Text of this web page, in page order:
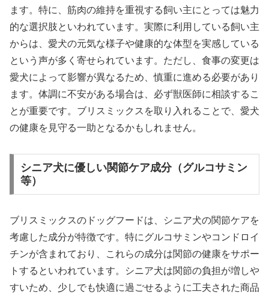
ます。特に、筋肉の維持を重視する飼い主にとっては魅力
的な選択肢といわれています。実際に利用している飼い主
からは、愛犬の元気な様子や健康的な体型を実感している
という声が多く寄せられています。ただし、食事の変更は
愛犬によって影響が異なるため、慎重に進める必要があり
ます。体調に不安がある場合は、必ず獣医師に相談するこ
とが重要です。ブリスミックスを取り入れることで、愛犬
の健康を見守る一助となるかもしれません。
シニア犬に優しい関節ケア成分（グルコサミン
等）
ブリスミックスのドッグフードは、シニア犬の関節ケアを
考慮した成分が特徴です。特にグルコサミンやコンドロイ
チンが含まれており、これらの成分は関節の健康をサポー
トするといわれています。シニア犬は関節の負担が増しや
すいため、少しでも快適に過ごせるように工夫された商品